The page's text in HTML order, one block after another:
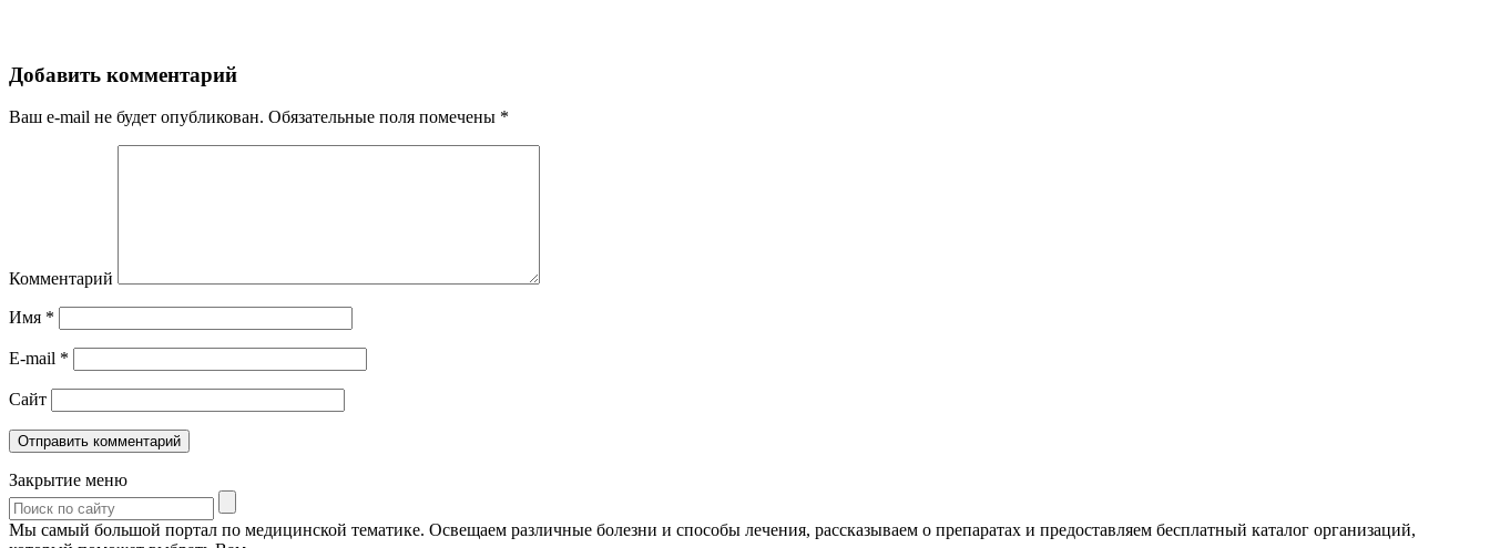
Добавить комментарий
Ваш e-mail не будет опубликован. Обязательные поля помечены *
Комментарий
Имя *
E-mail *
Сайт
Закрытие меню
Мы самый большой портал по медицинской тематике. Освещаем различные болезни и способы лечения, рассказываем о препаратах и предоставляем бесплатный каталог организаций,